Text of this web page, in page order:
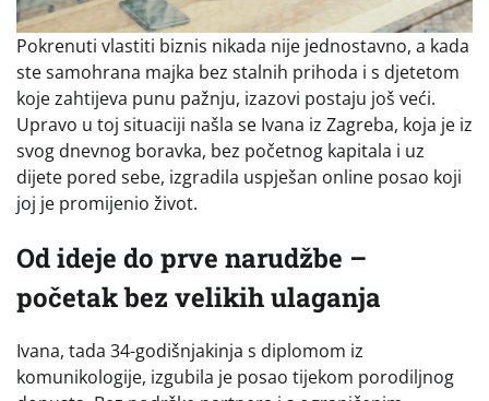
Pokrenuti vlastiti biznis nikada nije jednostavno, a kada
ste samohrana majka bez stalnih prihoda i s djetetom
koje zahtijeva punu pažnju, izazovi postaju još veći.
Upravo u toj situaciji našla se Ivana iz Zagreba, koja je iz
svog dnevnog boravka, bez početnog kapitala i uz
dijete pored sebe, izgradila uspješan online posao koji
joj je promijenio život.
Od ideje do prve narudžbe –
početak bez velikih ulaganja
Ivana, tada 34-godišnjakinja s diplomom iz
komunikologije, izgubila je posao tijekom porodiljnog